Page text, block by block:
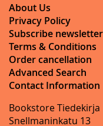
About Us
Privacy Policy
Subscribe newsletter
Terms & Conditions
Order cancellation
Advanced Search
Contact Information
Bookstore Tiedekirja
Snellmaninkatu 13